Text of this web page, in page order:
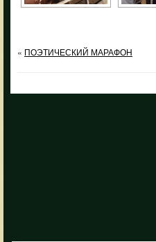
« ПОЭТИЧЕСКИЙ МАРАФОН